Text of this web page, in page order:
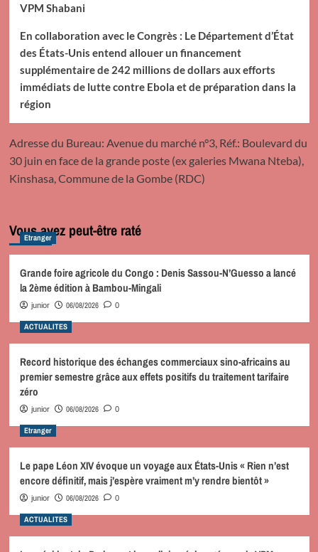
VPM Shabani
En collaboration avec le Congrès : Le Département d’État
des États-Unis entend allouer un financement
supplémentaire de 242 millions de dollars aux efforts
immédiats de lutte contre Ebola et de préparation dans la
région
Adresse du Bureau: Avenue du marché n°3, Réf.: Boulevard du
30 juin en face de la grande poste (ex galeries Mwana Nteba),
Kinshasa, Commune de la Gombe (RDC)
Vous avez peut-être raté
Etranger
Grande foire agricole du Congo : Denis Sassou-N’Guesso a lancé
la 2ème édition à Bambou-Mingali
junior 06/08/2026 0
ACTUALITES
Record historique des échanges commerciaux sino-africains au
premier semestre grâce aux effets positifs du traitement tarifaire
zéro
junior 06/08/2026 0
Etranger
Le pape Léon XIV évoque un voyage aux États-Unis « Rien n’est
encore définitif, mais j’espère vraiment m’y rendre bientôt »
junior 06/08/2026 0
ACTUALITES